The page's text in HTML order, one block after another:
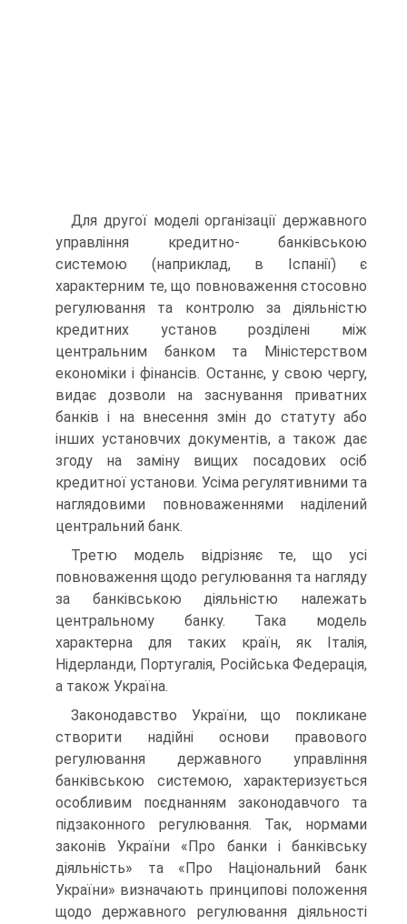
Для другої моделі організації державного
управління кредитно- банківською
системою (наприклад, в Іспанії) є
характерним те, що повноваження стосовно
регулювання та контролю за діяльністю
кредитних установ розділені між
центральним банком та Міністерством
економіки і фінансів. Останнє, у свою чергу,
видає дозволи на заснування приватних
банків і на внесення змін до статуту або
інших установчих документів, а також дає
згоду на заміну вищих посадових осіб
кредитної установи. Усіма регулятивними та
наглядовими повноваженнями наділений
центральний банк.
Третю модель відрізняє те, що усі
повноваження щодо регулювання та нагляду
за банківською діяльністю належать
центральному банку. Така модель
характерна для таких країн, як Італія,
Нідерланди, Португалія, Російська Федерація,
а також Україна.
Законодавство України, що покликане
створити надійні основи правового
регулювання державного управління
банківською системою, характеризується
особливим поєднанням законодавчого та
підзаконного регулювання. Так, нормами
законів України «Про банки і банківську
діяльність» та «Про Національний банк
України» визначають принципові положення
щодо державного регулювання діяльності